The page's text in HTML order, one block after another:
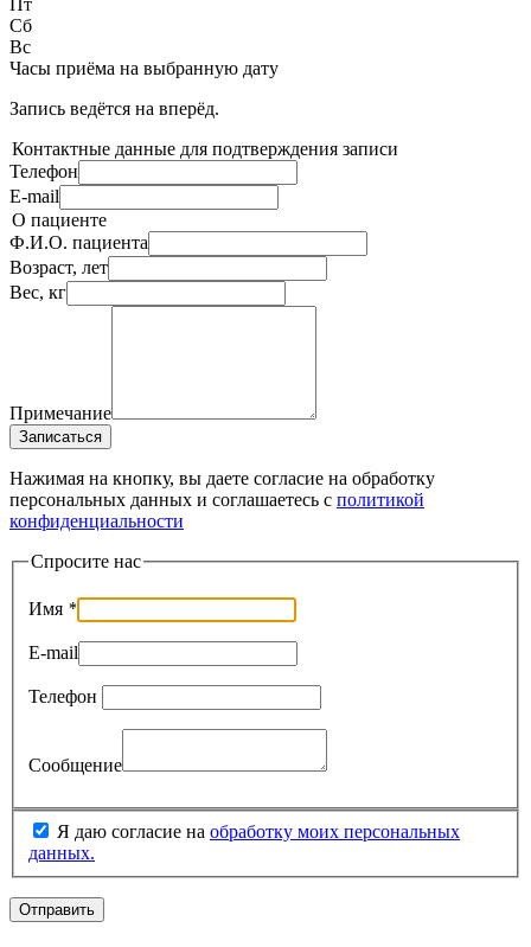
Сб
Вс
Часы приёма на выбранную дату
Запись ведётся на вперёд.
Контактные данные для подтверждения записи
Телефон
E-mail
О пациенте
Ф.И.О. пациента
Возраст, лет
Вес, кг
Примечание
Записаться
Нажимая на кнопку, вы даете согласие на обработку
персональных данных и соглашаетесь c политикой
конфиденциальности
Спросите нас
Имя *
E-mail
Телефон
Сообщение
Я даю согласие на обработку моих персональных
данных.
Отправить